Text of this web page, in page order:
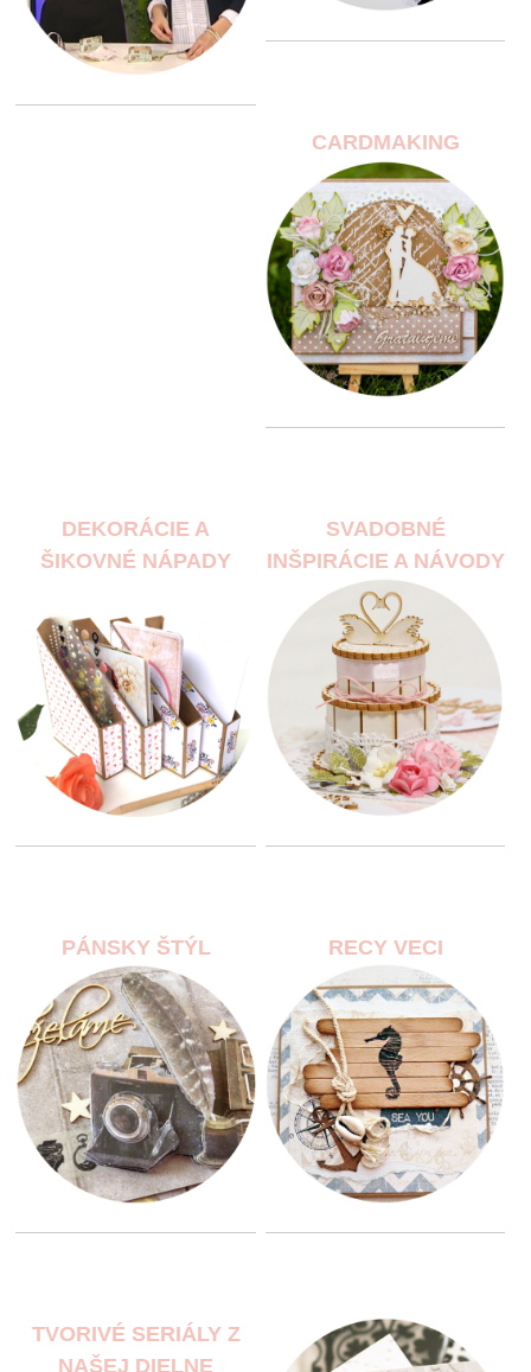
CARDMAKING
DEKORÁCIE A
ŠIKOVNÉ NÁPADY
SVADOBNÉ
INŠPIRÁCIE A NÁVODY
PÁNSKY ŠTÝL RECY VECI
TVORIVÉ SERIÁLY Z
NAŠEJ DIELNE